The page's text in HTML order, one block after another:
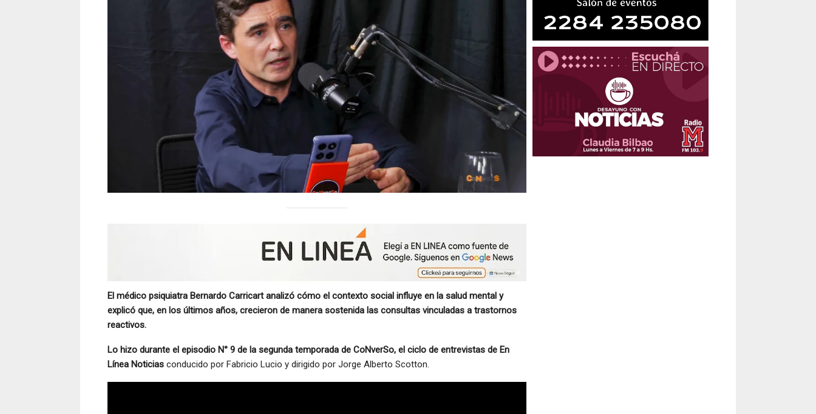
El médico psiquiatra Bernardo Carricart analizó cómo el contexto social influye en la salud mental y
explicó que, en los últimos años, crecieron de manera sostenida las consultas vinculadas a trastornos
reactivos.
Lo hizo durante el episodio N° 9 de la segunda temporada de CoNverSo, el ciclo de entrevistas de En
Línea Noticias conducido por Fabricio Lucio y dirigido por Jorge Alberto Scotton.